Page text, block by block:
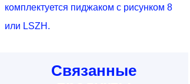
комплектуется пиджаком с рисунком 8
или LSZH.
Связанные